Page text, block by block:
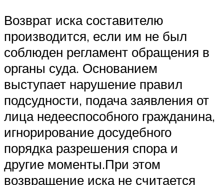
Возврат иска составителю
производится, если им не был
соблюден регламент обращения в
органы суда. Основанием
выступает нарушение правил
подсудности, подача заявления от
лица недееспособного гражданина,
игнорирование досудебного
порядка разрешения спора и
другие моменты.При этом
возвращение иска не считается